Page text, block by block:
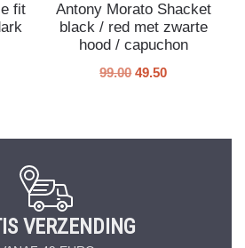
fit
Antony Morato Shacket
black / red met zwarte
hood / capuchon
99.00 49.50
VERZENDING